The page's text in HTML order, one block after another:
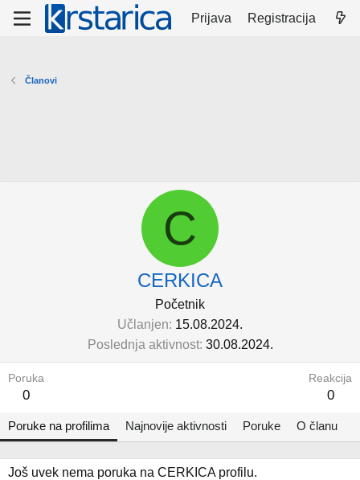
Prijava Registracija
Članovi
C
CERKICA
Početnik
Učlanjen 15.08.2024.
Poslednja aktivnost 30.08.2024.
Poruka
0
Reakcija
0
Poruke na profilima Najnovije aktivnosti Poruke O članu
Još uvek nema poruka na CERKICA profilu.